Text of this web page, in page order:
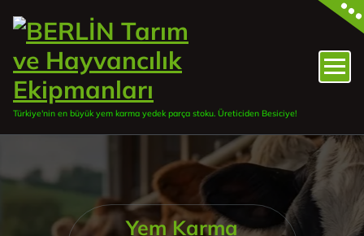
Türkiye'nin en büyük yem karma yedek parça stoku. Üreticiden Besiciye!
Yem Karma